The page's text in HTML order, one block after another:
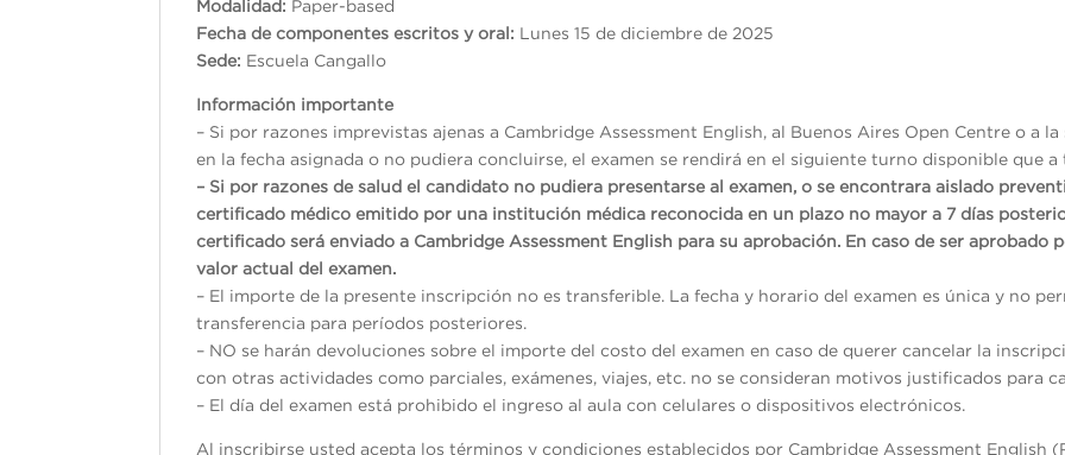
Modalidad: Paper-based
Fecha de componentes escritos y oral: Lunes 15 de diciembre de
Sede: Escuela Cangallo
Información importante
– Si por razones imprevistas ajenas a Cambridge Assessment English, al Buenos Aires Open Centre o a
en la fecha asignada o no pudiera concluirse, el examen se rendirá en el siguiente turno disponible que a
– Si por razones de salud el candidato no pudiera presentarse al examen, o se encontrara aislado
certificado médico emitido por una institución médica reconocida en un plazo no mayor a 7 días
certificado será enviado a Cambridge Assessment English para su aprobación. En caso de ser aprobado
valor actual del examen.
– El importe de la presente inscripción no es transferible. La fecha y horario del examen es única y no
transferencia para períodos posteriores.
– NO se harán devoluciones sobre el importe del costo del examen en caso de querer cancelar la
con otras actividades como parciales, exámenes, viajes, etc. no se consideran motivos justificados para
– El día del examen está prohibido el ingreso al aula con celulares o dispositivos electrónicos.
Al inscribirse usted acepta los términos y condiciones establecidos por Cambridge Assessment English